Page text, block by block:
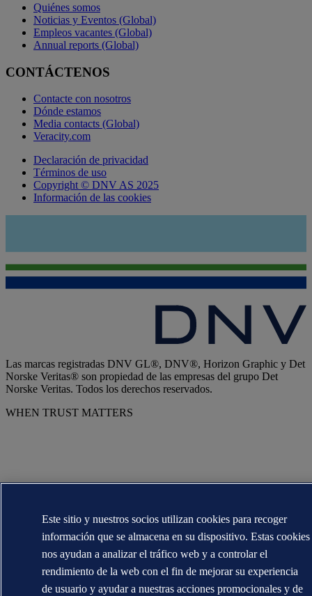
Quiénes somos
Noticias y Eventos (Global)
Empleos vacantes (Global)
Annual reports (Global)
CONTÁCTENOS
Contacte con nosotros
Dónde estamos
Media contacts (Global)
Veracity.com
Declaración de privacidad
Términos de uso
Copyright © DNV AS 2025
Información de las cookies
Las marcas registradas DNV GL®, DNV®, Horizon Graphic y Det
Norske Veritas® son propiedad de las empresas del grupo Det
Norske Veritas. Todos los derechos reservados.
WHEN TRUST MATTERS
Este sitio y nuestros socios utilizan cookies para recoger
información que se almacena en su dispositivo. Estas cookies
nos ayudan a analizar el tráfico web y a controlar el
rendimiento de la web con el fin de mejorar su experiencia
de usuario y ayudar a nuestras acciones promocionales y de